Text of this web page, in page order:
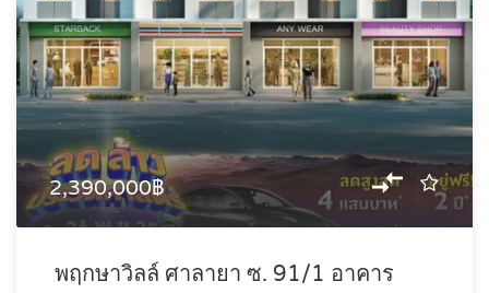
2,390,000฿
พฤกษาวิลล์ ศาลายา ซ. 91/1 อาคาร